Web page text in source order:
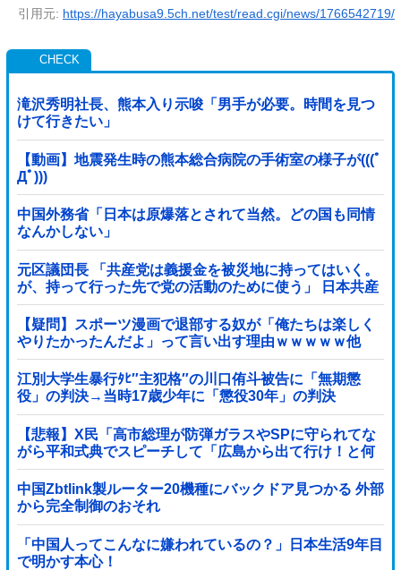
引用元: https://hayabusa9.5ch.net/test/read.cgi/news/1766542719/
滝沢秀明社長、熊本入り示唆「男手が必要。時間を見つ
けて行きたい」
【動画】地震発生時の熊本総合病院の手術室の様子が(((ﾟ
Дﾟ)))
中国外務省「日本は原爆落とされて当然。どの国も同情
なんかしない」
元区議団長 「共産党は義援金を被災地に持ってはいく。
が、持って行った先で党の活動のために使う」 日本共産
党「事実ではありません」
【疑問】スポーツ漫画で退部する奴が「俺たちは楽しく
やりたかったんだよ」って言い出す理由ｗｗｗｗｗ他
江別大学生暴行ﾀﾋ″主犯格″の川口侑斗被告に「無期懲
役」の判決→当時17歳少年に「懲役30年」の判決
【悲報】X民「高市総理が防弾ガラスやSPに守られてな
がら平和式典でスピーチして「広島から出て行け！と何
度も叫ばれるような人！」 ← 突っ込み殺到 ………
中国Zbtlink製ルーター20機種にバックドア見つかる 外部
から完全制御のおそれ
「中国人ってこんなに嫌われているの？」日本生活9年目
で明かす本心！